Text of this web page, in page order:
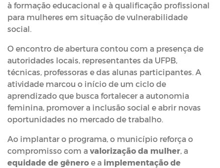
à formação educacional e à qualificação profissional
para mulheres em situação de vulnerabilidade
social.
O encontro de abertura contou com a presença de
autoridades locais, representantes da UFPB,
técnicas, professoras e das alunas participantes. A
atividade marcou o início de um ciclo de
aprendizado que busca fortalecer a autonomia
feminina, promover a inclusão social e abrir novas
oportunidades no mercado de trabalho.
Ao implantar o programa, o município reforça o
compromisso com a valorização da mulher, a
equidade de gênero e a implementação de